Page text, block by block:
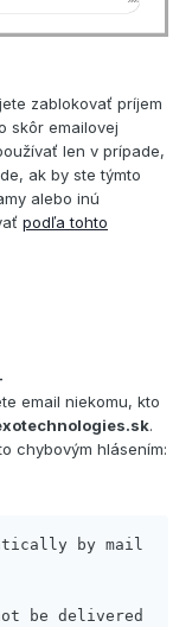
zablokovať príjem
skôr emailovej
len v prípade,
ak by ste týmto
alebo inú
podľa tohto
email niekomu, kto
.
chybovým hlásením:
by mail
be delivered